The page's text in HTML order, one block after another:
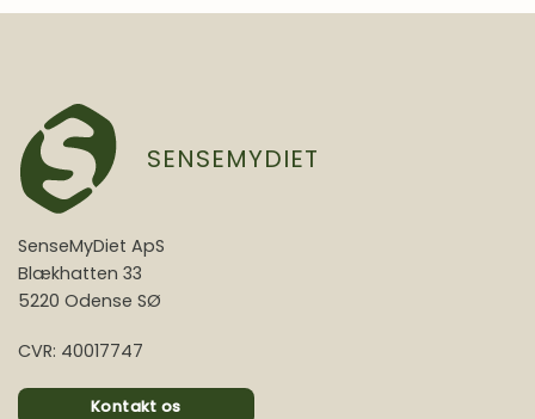
SENSEMYDIET
SenseMyDiet ApS
Blækhatten 33
5220 Odense SØ
CVR: 40017747
Kontakt os